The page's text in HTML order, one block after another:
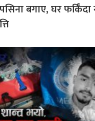
बगाए, घर फर्किँदा